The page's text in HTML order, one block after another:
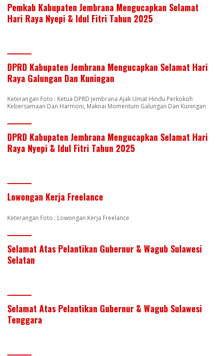
Pemkab Kabupaten Jembrana Mengucapkan Selamat
Hari Raya Nyepi & Idul Fitri Tahun 2025
DPRD Kabupaten Jembrana Mengucapkan Selamat Hari
Raya Galungan Dan Kuningan
Keterangan Foto : Ketua DPRD Jembrana Ajak Umat Hindu Perkokoh
Kebersamaan Dan Harmoni, Maknai Momentum Galungan Dan Kuningan
DPRD Kabupaten Jembrana Mengucapkan Selamat Hari
Raya Nyepi & Idul Fitri Tahun 2025
Lowongan Kerja Freelance
Keterangan Foto : Lowongan Kerja Freelance
Selamat Atas Pelantikan Gubernur & Wagub Sulawesi
Selatan
Selamat Atas Pelantikan Gubernur & Wagub Sulawesi
Tenggara